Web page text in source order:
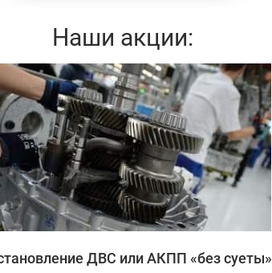
Наши акции:
Записаться
ДВС или АКПП «без суеты»